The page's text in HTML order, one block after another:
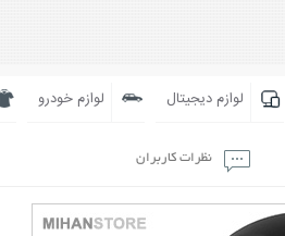
لوازم دیجیتال لوازم خودرو
نظرات کاربران